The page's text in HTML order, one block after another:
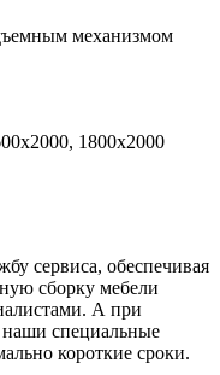
механизмом
1800х2000
сервиса, обеспечивая
сборку мебели
А при
наши специальные
короткие сроки.